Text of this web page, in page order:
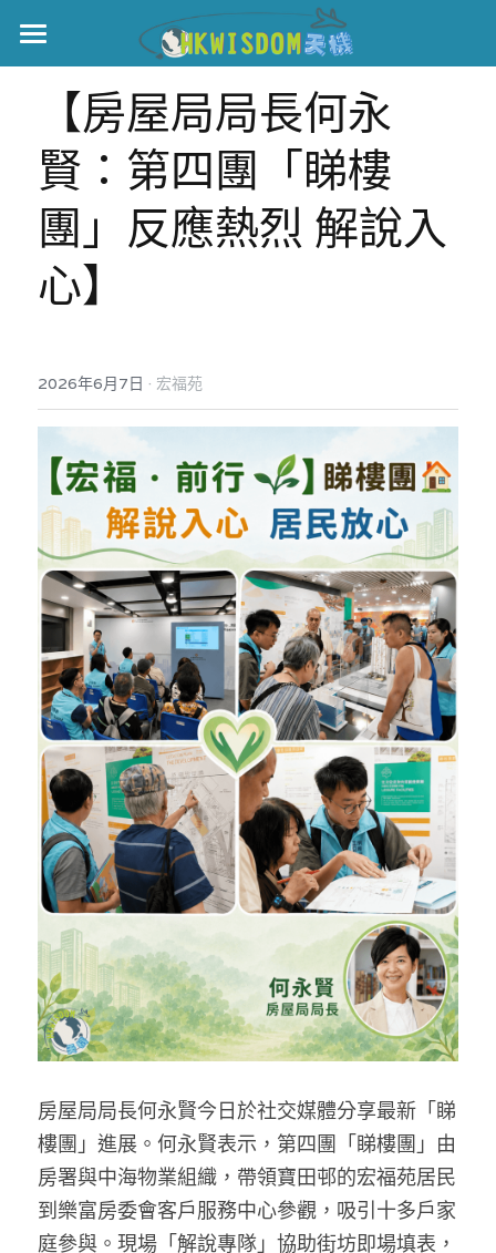
主頁
世界盃
伊美戰爭
黎智英案
正本清源•黎智英案
宏福火災
宏福苑聽證會
宏福火災正視聽
記錄．宏福苑火災
中國
娛樂
反華推手你要知
反華推手懶人包
民主派騙案十式
反華推手起底
美西霸凌內幕
美西極權主義
真相直擊
極端暴恐實錄
KOL 專欄
林淑芳專欄
屈穎妍專欄
朱庭萱專欄
莫綺琪專欄
黃萬成專欄
招國偉專欄
高松傑專欄
林伯強專欄
馮煒光專欄
趙處機專欄
KOL 精選
大衛sir專欄
絕密法庭檔案
醫院口岸爆炸案
屠龍小隊案
黎智英案審訊
支聯會案
35+顛覆案
生活
吃喝玩指南
休閒好介紹
親子
花生仔漫畫週記
關於我們
人才招聘
投稿熱線
商戶合作
支持讚助
條款及細則
關於我們
搜索
繁體中文
繁體中文
English
【房屋局局長何永
賢：第四團「睇樓
團」反應熱烈 解說入
心】
2026年6月7日 · 宏福苑
房屋局局長何永賢今日於社交媒體分享最新「睇
樓團」進展。何永賢表示，第四團「睇樓團」由
房署與中海物業組織，帶領寶田邨的宏福苑居民
到樂富房委會客戶服務中心參觀，吸引十多戶家
庭參與。現場「解說專隊」協助街坊即場填表，